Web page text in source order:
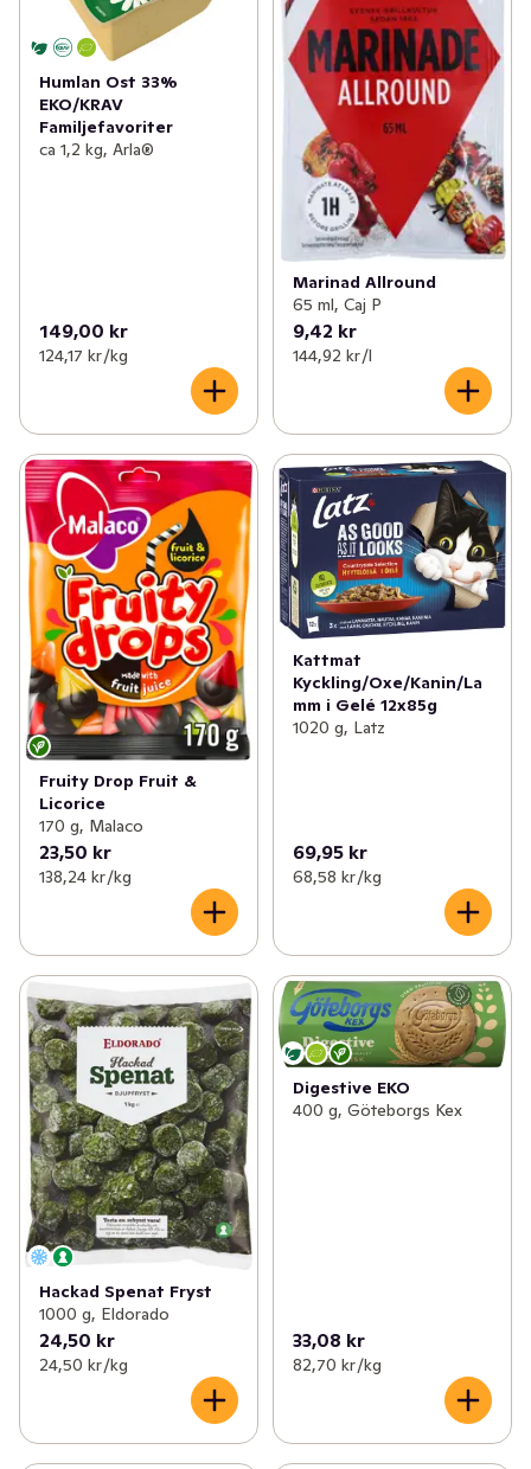
Humlan Ost 33%
EKO/KRAV
Familjefavoriter
ca 1,2 kg, Arla®
149,00 kr
124,17 kr /kg
Marinad Allround
65 ml, Caj P
9,42 kr
144,92 kr /l
Fruity Drop Fruit &
Licorice
170 g, Malaco
23,50 kr
138,24 kr /kg
Kattmat
Kyckling/Oxe/Kanin/La
mm i Gelé 12x85g
1020 g, Latz
69,95 kr
68,58 kr /kg
Hackad Spenat Fryst
1000 g, Eldorado
24,50 kr
24,50 kr /kg
Digestive EKO
400 g, Göteborgs Kex
33,08 kr
82,70 kr /kg